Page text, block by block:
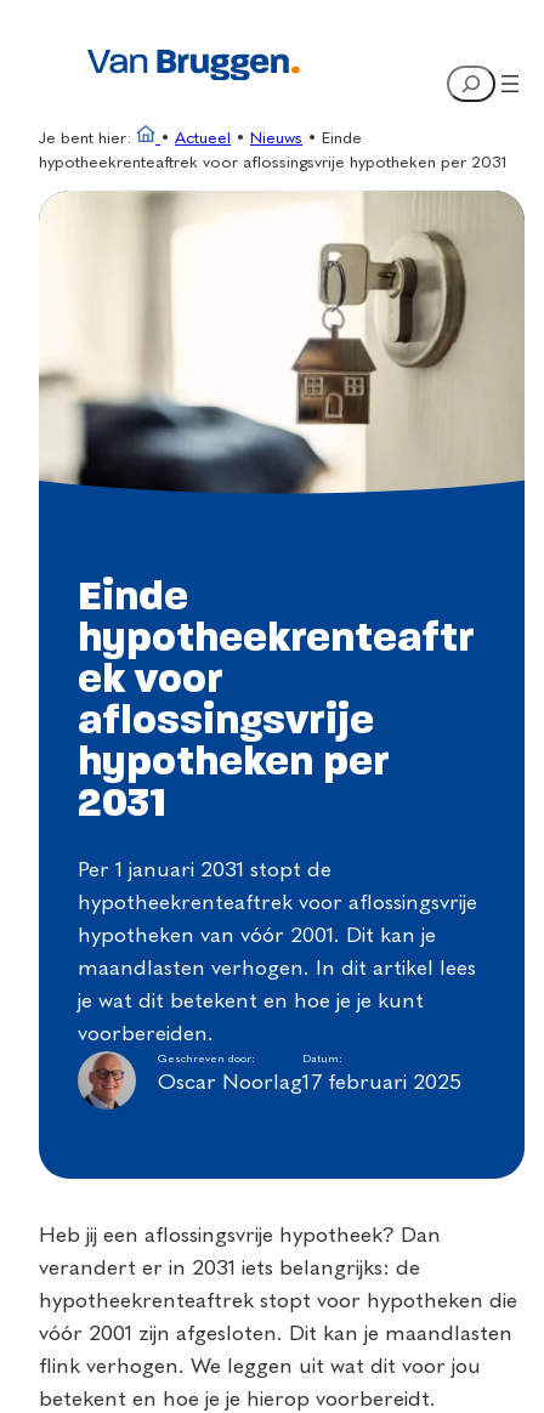
Search
Je bent hier: • Actueel • Nieuws •
Einde
hypotheekrenteaftrek voor aflossingsvrije hypotheken per 2031
Einde
hypotheekrenteaftr
ek voor
aflossingsvrije
hypotheken per
2031
Per 1 januari 2031 stopt de
hypotheekrenteaftrek voor aflossingsvrije
hypotheken van vóór 2001. Dit kan je
maandlasten verhogen. In dit artikel lees
je wat dit betekent en hoe je je kunt
voorbereiden.
Geschreven door:
Oscar Noorlag
Datum:
17 februari 2025
Heb jij een aflossingsvrije hypotheek? Dan
verandert er in 2031 iets belangrijks: de
hypotheekrenteaftrek stopt voor hypotheken die
vóór 2001 zijn afgesloten. Dit kan je maandlasten
flink verhogen. We leggen uit wat dit voor jou
betekent en hoe je je hierop voorbereidt.